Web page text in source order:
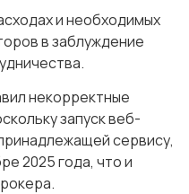
и необходимых
в заблуждение
некорректные
запуск веб-
сервису,
2025 года, что и